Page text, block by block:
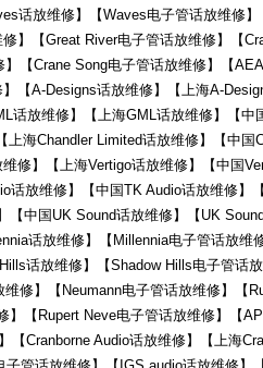
话放维修】【Waves电子管话放维修
】【Great River电子管话放维修】【
【Crane Song电子管话放维修】【
【A-Designs话放维修】【上海A-
话放维修】【上海GML话放维修】【
上海Chandler Limited话放维修】【中
修】【上海Vertigo话放维修】【中国
话放维修】【中国TK Audio话放维修】
【中国UK Sound话放维修】【UK
话放维修】【Millennia电子管话放
话放维修】【Shadow Hills电子管话
修】【Neumann电子管话放维修】【
】【Rupert Neve电子管话放维修】【
【Cranborne Audio话放维修】【上海